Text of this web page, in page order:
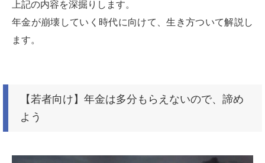
上記の内容を深掘りします。
年金が崩壊していく時代に向けて、生き方ついて解説し
ます。
【若者向け】年金は多分もらえないので、諦め
よう